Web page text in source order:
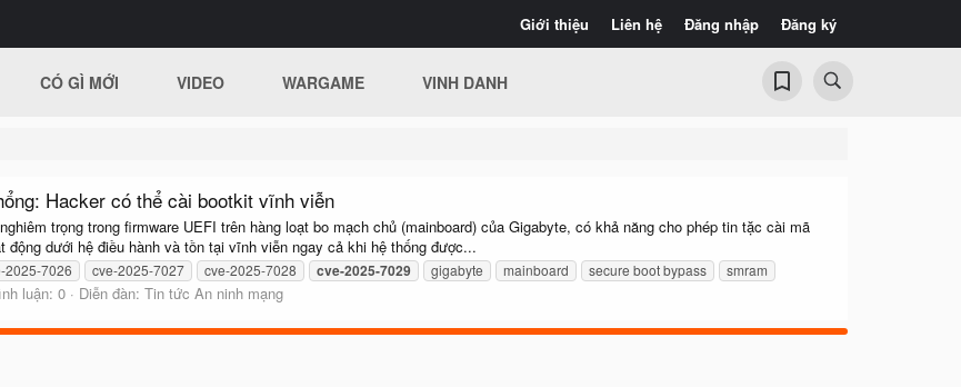
Giới thiệu Liên hệ Đăng nhập Đăng ký
CÓ GÌ MỚI VIDEO WARGAME VINH DANH
Hacker có thể cài bootkit vĩnh viễn
trọng trong firmware UEFI trên hàng loạt bo mạch chủ (mainboard) của Gigabyte, có khả năng cho phép tin tặc cài mã
dưới hệ điều hành và tồn tại vĩnh viễn ngay cả khi hệ thống được...
2025-7026 cve-2025-7027 cve-2025-7028 cve-2025-7029 gigabyte mainboard secure boot bypass
smram
luận: 0 Diễn đàn: Tin tức An ninh mạng